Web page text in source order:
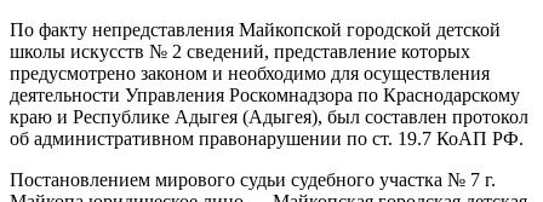
По факту непредставления Майкопской городской детской
школы искусств № 2 сведений, представление которых
предусмотрено законом и необходимо для осуществления
деятельности Управления Роскомнадзора по Краснодарскому
краю и Республике Адыгея (Адыгея), был составлен протокол
об административном правонарушении по ст. 19.7 КоАП РФ.
Постановлением мирового судьи судебного участка № 7 г.